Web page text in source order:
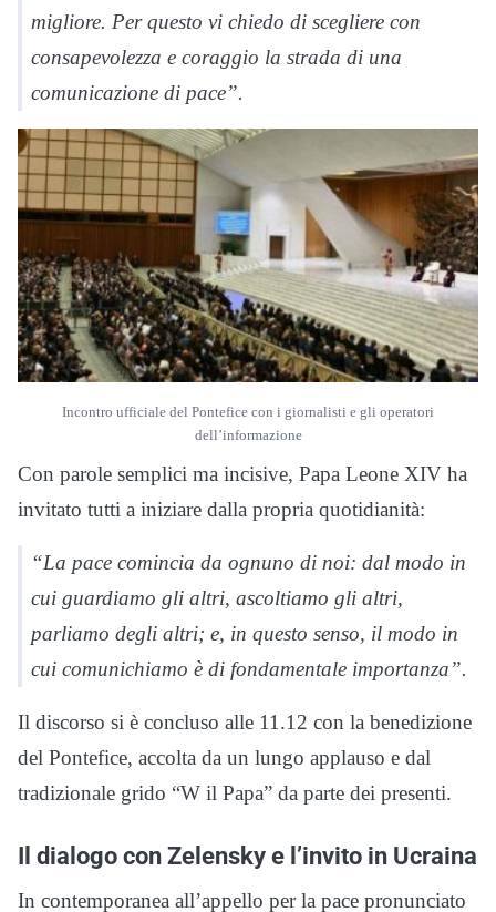
migliore. Per questo vi chiedo di scegliere con
consapevolezza e coraggio la strada di una
comunicazione di pace”.
Incontro ufficiale del Pontefice con i giornalisti e gli operatori
dell’informazione
Con parole semplici ma incisive, Papa Leone XIV ha
invitato tutti a iniziare dalla propria quotidianità:
“La pace comincia da ognuno di noi: dal modo in
cui guardiamo gli altri, ascoltiamo gli altri,
parliamo degli altri; e, in questo senso, il modo in
cui comunichiamo è di fondamentale importanza”.
Il discorso si è concluso alle 11.12 con la benedizione
del Pontefice, accolta da un lungo applauso e dal
tradizionale grido “W il Papa” da parte dei presenti.
Il dialogo con Zelensky e l’invito in Ucraina
In contemporanea all’appello per la pace pronunciato